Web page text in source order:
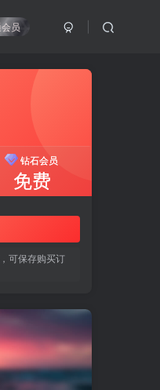
员
钻石会员
免费
可保存购买订